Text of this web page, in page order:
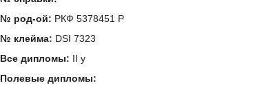
№ род-ой: РКФ 5378451 Р
№ клейма: DSI 7323
Все дипломы: II у
Полевые дипломы: